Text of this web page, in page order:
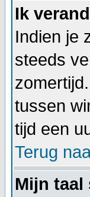
Ik
Indien je
steeds
tussen
tijd een
Terug
Mijn taal